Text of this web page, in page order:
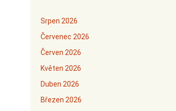
Srpen 2026
Červenec 2026
Červen 2026
Květen 2026
Duben 2026
Březen 2026